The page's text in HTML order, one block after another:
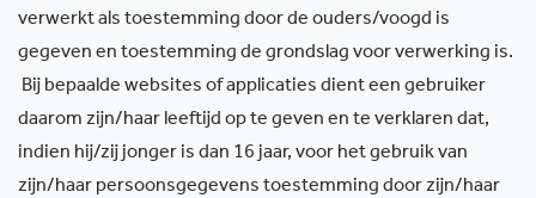
verwerkt als toestemming door de ouders/voogd is
gegeven en toestemming de grondslag voor verwerking is.
Bij bepaalde websites of applicaties dient een gebruiker
daarom zijn/haar leeftijd op te geven en te verklaren dat,
indien hij/zij jonger is dan 16 jaar, voor het gebruik van
zijn/haar persoonsgegevens toestemming door zijn/haar